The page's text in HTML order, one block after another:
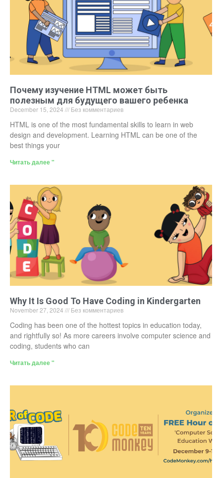
Почему изучение HTML может быть
полезным для будущего вашего ребенка
December 15, 2024 Без комментариев
HTML is one of the most fundamental skills to learn in web
design and development. Learning HTML can be one of the
best things your
Читать далее "
Why It Is Good To Have Coding in Kindergarten
November 27, 2024 Без комментариев
Coding has been one of the hottest topics in education today,
and rightfully so! As more careers involve computer science and
coding, students who can
Читать далее "